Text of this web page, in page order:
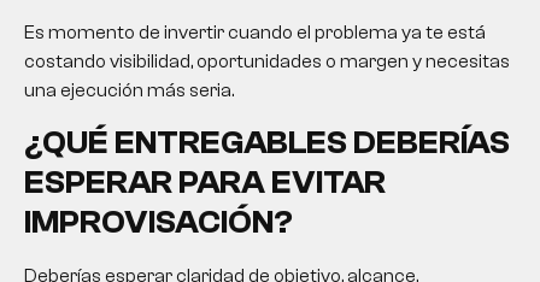
Es momento de invertir cuando el problema ya te está
costando visibilidad, oportunidades o margen y necesitas
una ejecución más seria.
¿QUÉ ENTREGABLES DEBERÍAS
ESPERAR PARA EVITAR
IMPROVISACIÓN?
Deberías esperar claridad de objetivo, alcance,